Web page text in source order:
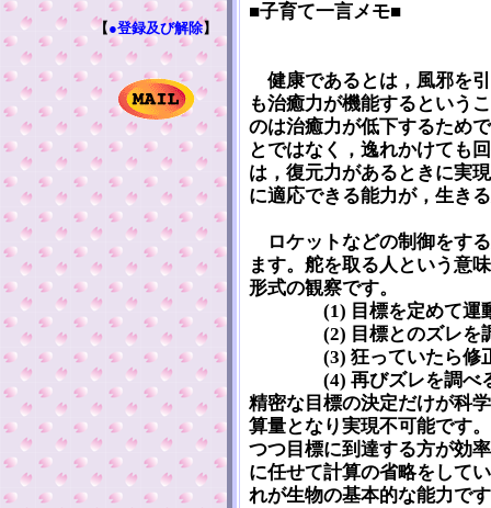
【●登録及び解除】
■子育て一言メモ■
健康であるとは，風邪を
も治癒力が機能するという
のは治癒力が低下するため
とではなく，逸れかけても
は，復元力があるときに実
に適応できる能力が，生き
ロケットなどの制御をす
ます。舵を取る人という意
形式の観察です。
(1) 目標を定めて運動
(2) 目標とのズレを
(3) 狂っていたら修正を
(4) 再びズレを調べる
精密な目標の決定だけが科
算量となり実現不可能です
つつ目標に到達する方が効
に任せて計算の省略をして
れが生物の基本的な能力で